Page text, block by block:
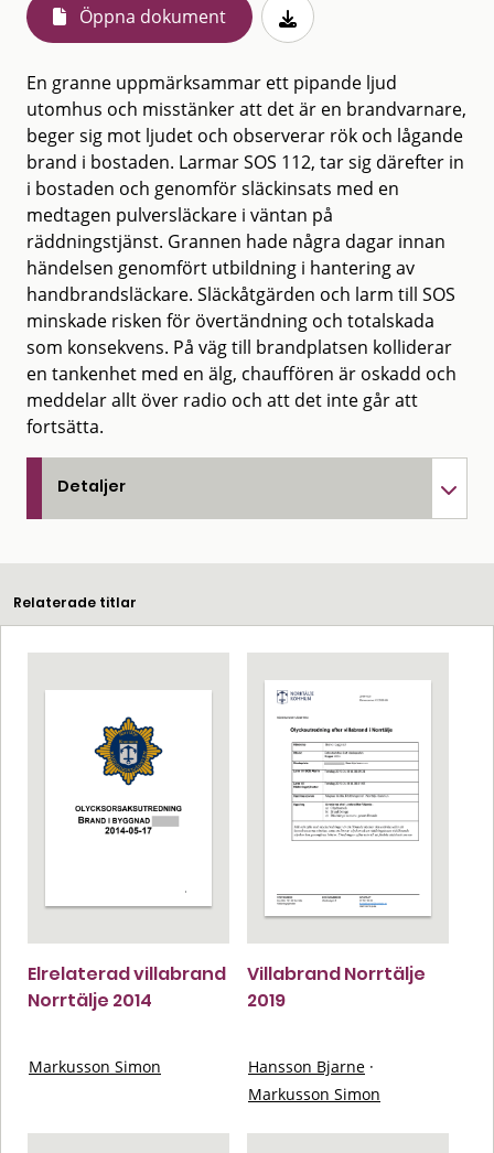
Öppna dokument
En granne uppmärksammar ett pipande ljud
utomhus och misstänker att det är en brandvarnare,
beger sig mot ljudet och observerar rök och lågande
brand i bostaden. Larmar SOS 112, tar sig därefter in
i bostaden och genomför släckinsats med en
medtagen pulversläckare i väntan på
räddningstjänst. Grannen hade några dagar innan
händelsen genomfört utbildning i hantering av
handbrandsläckare. Släckåtgärden och larm till SOS
minskade risken för övertändning och totalskada
som konsekvens. På väg till brandplatsen kolliderar
en tankenhet med en älg, chauffören är oskadd och
meddelar allt över radio och att det inte går att
fortsätta.
Detaljer
Relaterade titlar
Elrelaterad villabrand
Norrtälje 2014
Markusson Simon
Villabrand Norrtälje
2019
Hansson Bjarne ·
Markusson Simon